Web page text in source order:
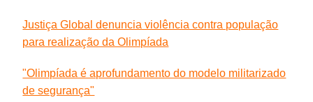
Justiça Global denuncia violência contra população
para realização da Olimpíada
"Olimpíada é aprofundamento do modelo militarizado
de segurança"